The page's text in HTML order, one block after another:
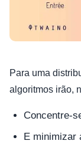
Para uma
algoritmos irão,
Concentre-
E minimizar